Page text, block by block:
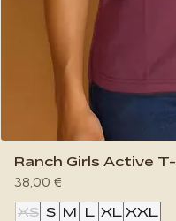
Ranch Girls Active
Preis
38,00 €
XS S M L XL XXL